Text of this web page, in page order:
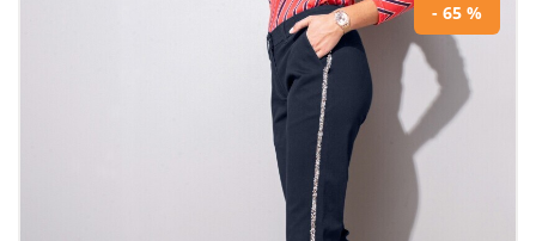
- 65 %